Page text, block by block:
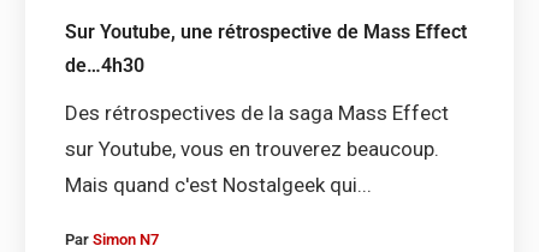
Sur Youtube, une rétrospective de Mass Effect
de…4h30
Des rétrospectives de la saga Mass Effect
sur Youtube, vous en trouverez beaucoup.
Mais quand c'est Nostalgeek qui...
Par Simon N7